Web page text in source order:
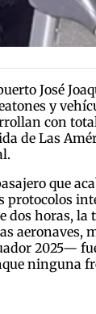
José
y
con
de Las
que
protocolos
horas,
aeronaves,
2025—
ninguna